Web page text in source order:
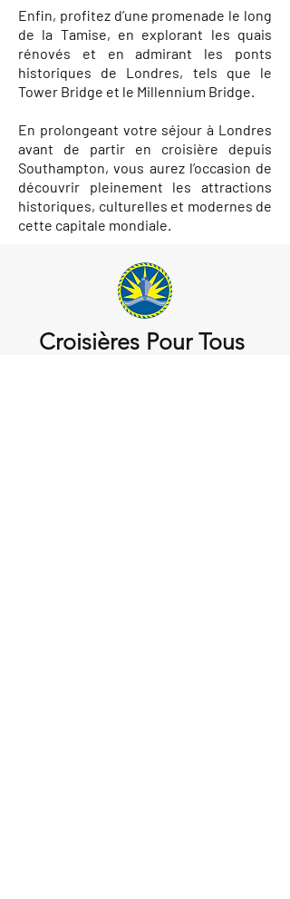
Enfin, profitez d’une promenade le long
de la Tamise, en explorant les quais
rénovés et en admirant les ponts
historiques de Londres, tels que le
Tower Bridge et le Millennium Bridge.
En prolongeant votre séjour à Londres
avant de partir en croisière depuis
Southampton, vous aurez l’occasion de
découvrir pleinement les attractions
historiques, culturelles et modernes de
cette capitale mondiale.
Croisières Pour Tous